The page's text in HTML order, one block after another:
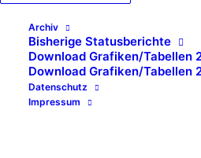
Archiv
Bisherige Statusberichte
Download Grafiken/Tabellen
Download Grafiken/Tabellen
Datenschutz
Impressum
kritischen
IN RESSOURCENSCHONUNG,2024